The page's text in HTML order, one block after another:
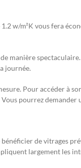
w/m²K vous fera
manière
journée.
Pour accéder à
pourrez demander
de vitrages
largement les